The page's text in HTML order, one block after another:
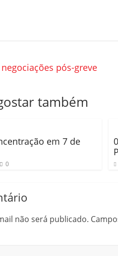
pós-greve
também
em 7 de
0
não será publicado.